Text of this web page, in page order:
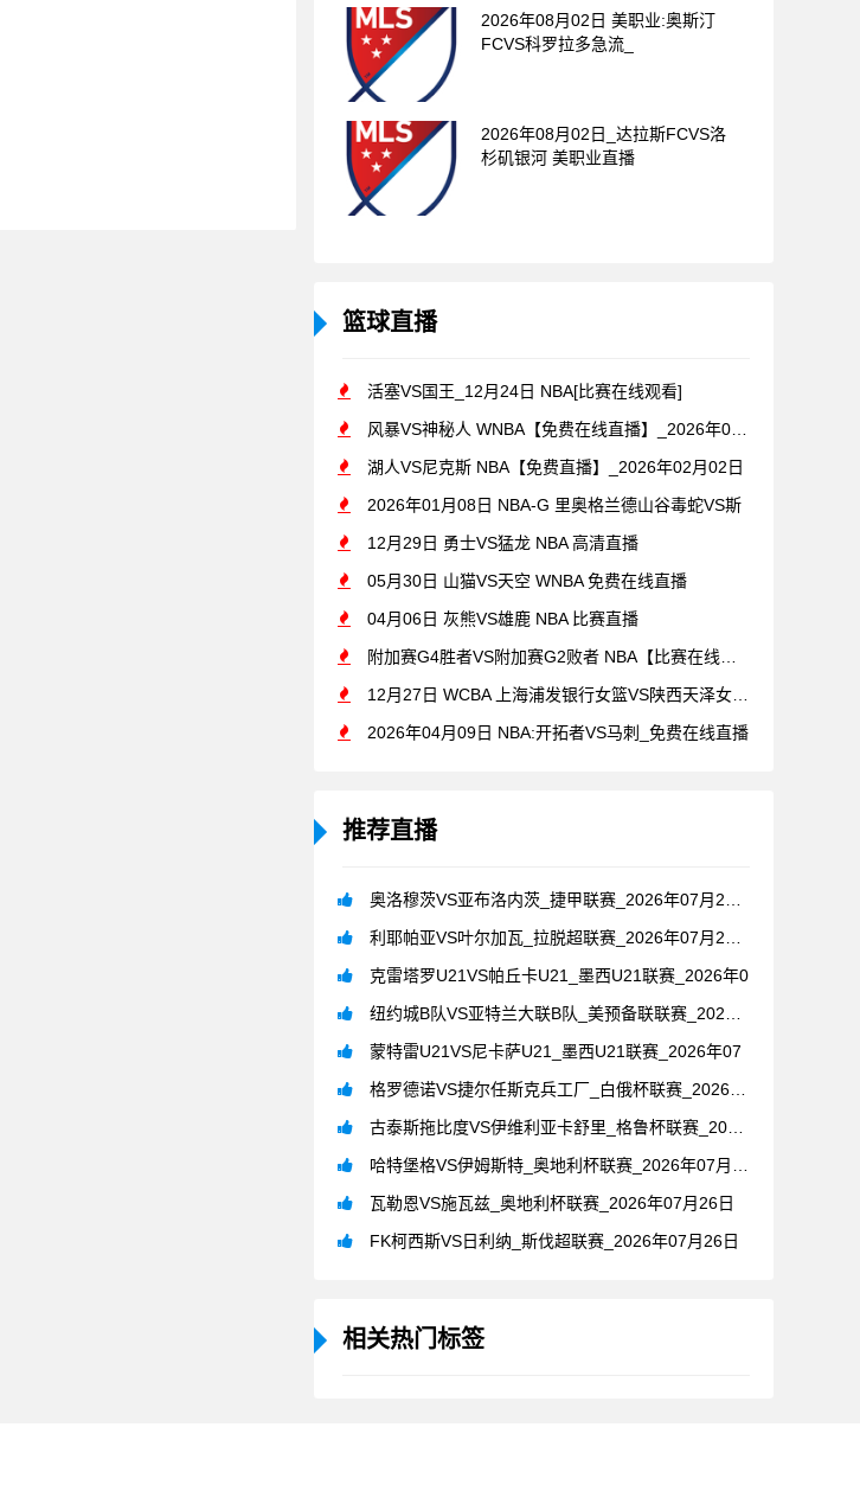
2026年08月02日 美职业:奥斯汀
FCVS科罗拉多急流_
2026年08月02日_达拉斯FCVS洛
杉矶银河 美职业直播
篮球直播
活塞VS国王_12月24日 NBA[比赛在线观看]
风暴VS神秘人 WNBA【免费在线直播】_2026年07月1
湖人VS尼克斯 NBA【免费直播】_2026年02月02日
2026年01月08日 NBA-G 里奥格兰德山谷毒蛇VS斯
12月29日 勇士VS猛龙 NBA 高清直播
05月30日 山猫VS天空 WNBA 免费在线直播
04月06日 灰熊VS雄鹿 NBA 比赛直播
附加赛G4胜者VS附加赛G2败者 NBA【比赛在线观看】_2
12月27日 WCBA 上海浦发银行女篮VS陕西天泽女篮[在
2026年04月09日 NBA:开拓者VS马刺_免费在线直播
推荐直播
奥洛穆茨VS亚布洛内茨_捷甲联赛_2026年07月26日
利耶帕亚VS叶尔加瓦_拉脱超联赛_2026年07月26日
克雷塔罗U21VS帕丘卡U21_墨西U21联赛_2026年0
纽约城B队VS亚特兰大联B队_美预备联联赛_2026年07月
蒙特雷U21VS尼卡萨U21_墨西U21联赛_2026年07
格罗德诺VS捷尔任斯克兵工厂_白俄杯联赛_2026年07月2
古泰斯拖比度VS伊维利亚卡舒里_格鲁杯联赛_2026年07月
哈特堡格VS伊姆斯特_奥地利杯联赛_2026年07月26日
瓦勒恩VS施瓦兹_奥地利杯联赛_2026年07月26日
FK柯西斯VS日利纳_斯伐超联赛_2026年07月26日
相关热门标签